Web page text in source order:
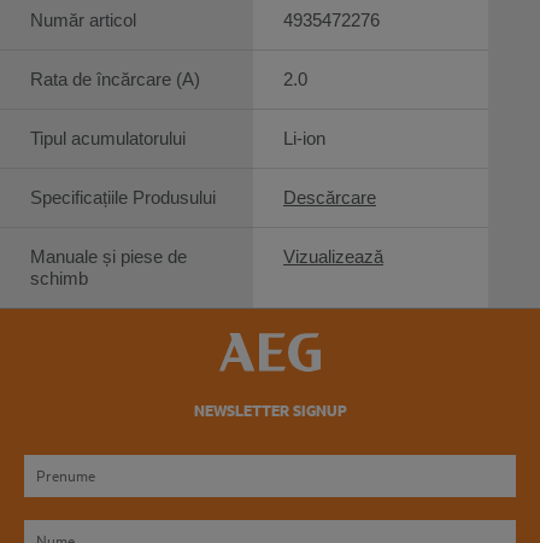
Număr articol
Rata de încărcare (A)
Tipul acumulatorului
Specificațiile Produsului
Manuale și piese de
schimb
4935472276
2.0
Li-ion
Descărcare
Vizualizează
NEWSLETTER SIGNUP